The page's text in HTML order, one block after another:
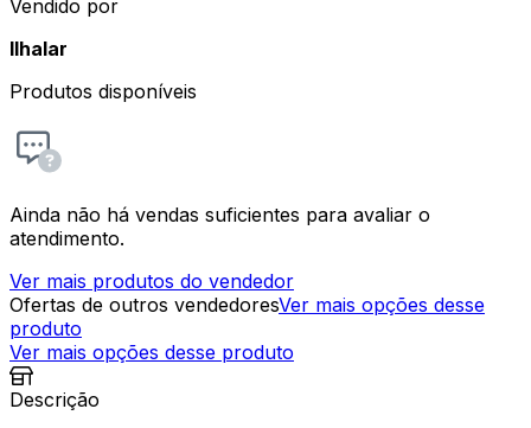
Vendido por
Ilhalar
Produtos disponíveis
Ainda não há vendas suficientes para avaliar o
atendimento.
Ver mais produtos do vendedor
Ofertas de outros vendedoresVer mais opções desse
produto
Ver mais opções desse produto
Descrição